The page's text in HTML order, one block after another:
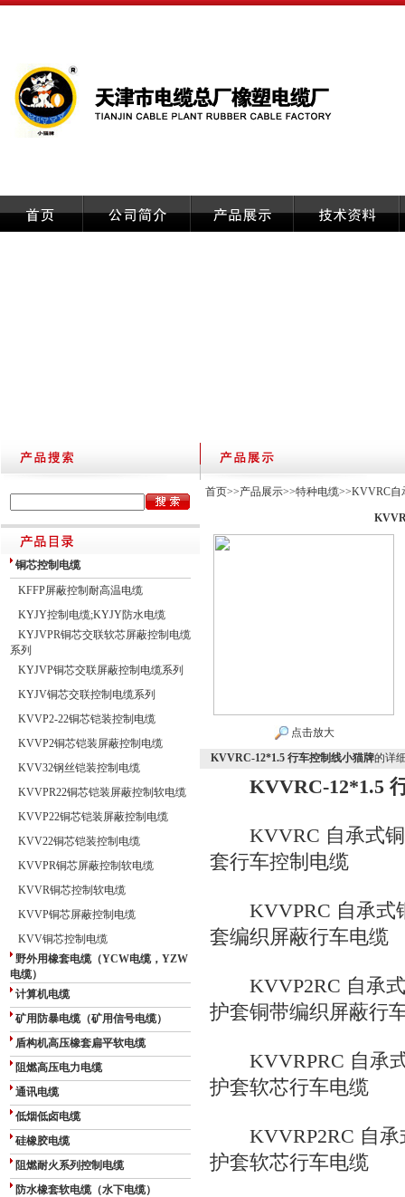
铜芯控制电缆
KFFP屏蔽控制耐高温电缆
KYJY控制电缆;KYJY防水电缆
KYJVPR铜芯交联软芯屏蔽控制电缆
系列
KYJVP铜芯交联屏蔽控制电缆系列
KYJV铜芯交联控制电缆系列
KVVP2-22铜芯铠装控制电缆
KVVP2铜芯铠装屏蔽控制电缆
KVV32钢丝铠装控制电缆
KVVPR22铜芯铠装屏蔽控制软电缆
KVVP22铜芯铠装屏蔽控制电缆
KVV22铜芯铠装控制电缆
KVVPR铜芯屏蔽控制软电缆
KVVR铜芯控制软电缆
KVVP铜芯屏蔽控制电缆
KVV铜芯控制电缆
野外用橡套电缆（YCW电缆，YZW
电缆）
计算机电缆
矿用防暴电缆（矿用信号电缆）
盾构机高压橡套扁平软电缆
阻燃高压电力电缆
通讯电缆
低烟低卤电缆
硅橡胶电缆
阻燃耐火系列控制电缆
防水橡套软电缆（水下电缆）
首页>>产品展示>>特种电缆>>KVVRC自
点击放大
KVVRC-12*1.5 行车控制线小猫牌的详
KVVRC-12*1.5
KVVRC 自承式铜
套行车控制电缆
KVVPRC 自承式
套编织屏蔽行车电缆
KVVP2RC 自承式
护套铜带编织屏蔽行
KVVRPRC 自承式
护套软芯行车电缆
KVVRP2RC 自承
护套软芯行车电缆